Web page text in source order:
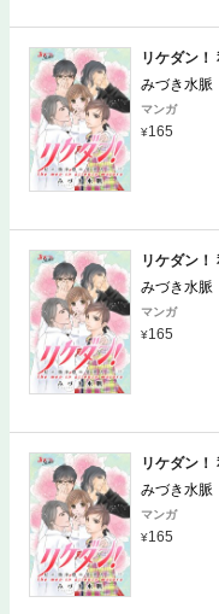
リケダン
みづき水脈
マンガ
165
リケダン
みづき水脈
マンガ
165
リケダン
みづき水脈
マンガ
165